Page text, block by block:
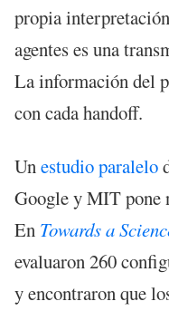
propia
agentes es una
La información del
con cada handoff.
Unestudio paralelo
Google y MIT pone
En Towards a
evaluaron 260
y encontraron que